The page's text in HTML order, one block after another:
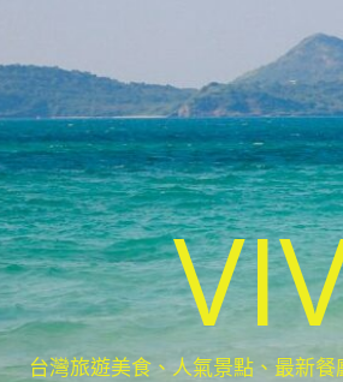
台灣旅遊美食、人氣景點、最新